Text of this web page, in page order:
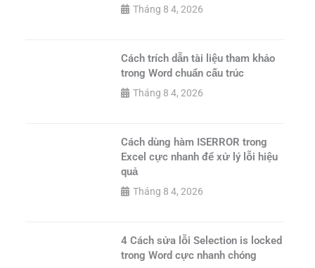
Tháng 8 4, 2026
Cách trích dẫn tài liệu tham khảo
trong Word chuẩn cấu trúc
Tháng 8 4, 2026
Cách dùng hàm ISERROR trong
Excel cực nhanh để xử lý lỗi hiệu
quả
Tháng 8 4, 2026
4 Cách sửa lỗi Selection is locked
trong Word cực nhanh chóng